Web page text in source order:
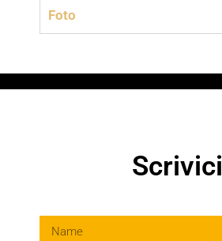
Foto
Scrivici